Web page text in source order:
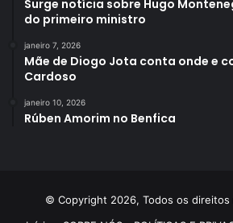
Surge notícia sobre Hugo
do primeiro ministro
janeiro 7, 2026
Mãe de Diogo Jota conta onde e
Cardoso
janeiro 10, 2026
Rúben Amorim no Benfica
© Copyright 2026, Todos os